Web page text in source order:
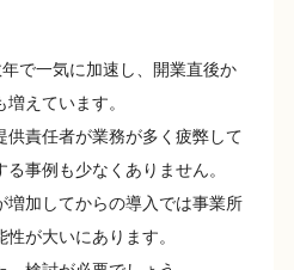
で一気に加速し、開業直後か
えています。
供責任者が業務が多く疲弊して
事例も少なくありません。
増加してからの導入では事業所
が大いにあります。